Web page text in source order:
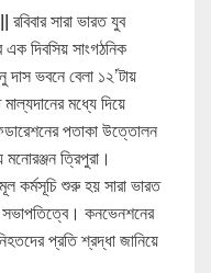
রবিবার সারা ভারত যুব
দিবসিয় সাংগঠনিক
ভবনে বেলা ১২’টায়
মধ্যে দিয়ে
পতাকা উত্তোলন
মনোরঞ্জন ত্রিপুরা।
কর্মসূচি শুরু হয় সারা ভারত
কনভেনশনের
প্রতি শ্রদ্ধা জানিয়ে